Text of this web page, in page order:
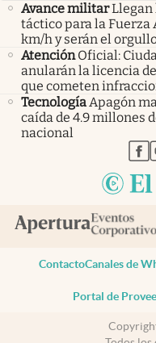
Avance militarLlegan
táctico para la Fuerza
km/h y serán el
Atención Oficial:
anularán la licencia
que cometen
TecnologíaApagón
caída de 4.9 millones
nacional
ContactoCanales de
Portal de